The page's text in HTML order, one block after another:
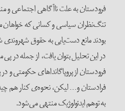
فرودستان به علت ناآگاهی اجتماعی و
تنگ‌نظران سیاسی و کسانی که
بودند مانع دست‌یابی به حقوق شهروندی
در این تحلیل بتوان یافت، از جمله در پی
فرودستان از پروپاگانداهای حکومتی
فرادستان و… لیکن، نحوه‌ی کنار هم
به توهم ایدئولوژیک منتهی می‌شود.